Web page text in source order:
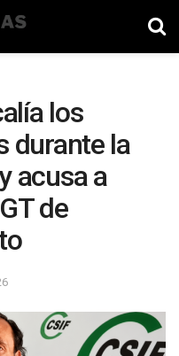
los
durante la
acusa a
de